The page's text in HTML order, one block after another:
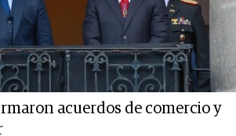
acuerdos de comercio y